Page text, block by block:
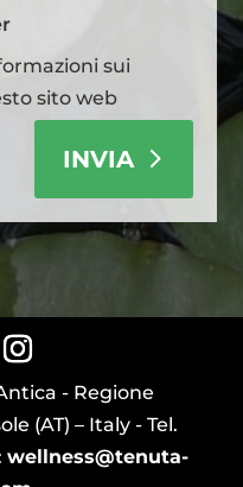
sui
sito web
INVIA
- Regione
(AT) – Italy - Tel.
wellness@tenuta-